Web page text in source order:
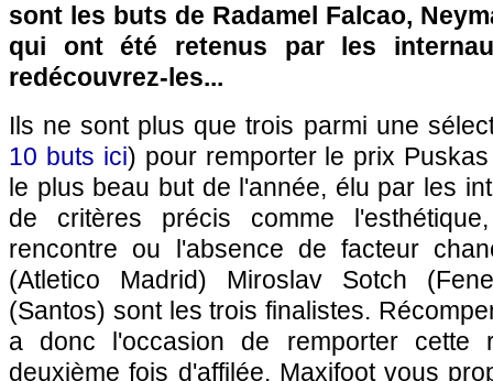
sont les buts de Radamel Falcao,
qui ont été retenus par les
redécouvrez-les...
Ils ne sont plus que trois parmi une
10 buts ici) pour remporter le prix
le plus beau but de l'année, élu par les
de critères précis comme
rencontre ou l'absence de facteur
(Atletico Madrid) Miroslav Sotch
(Santos) sont les trois finalistes.
a donc l'occasion de remporter cette
deuxième fois d'affilée. Maxifoot vous